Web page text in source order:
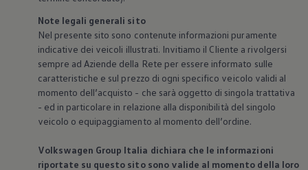
Note legali generali sito
Nel presente sito sono contenute informazioni puramente
indicative dei veicoli illustrati. Invitiamo il Cliente a rivolgersi
sempre ad Aziende della Rete per essere informato sulle
caratteristiche e sul prezzo di ogni specifico veicolo validi al
momento dell’acquisto - che sarà oggetto di singola trattativa
- ed in particolare in relazione alla disponibilità del singolo
veicolo o equipaggiamento al momento dell’ordine.
Volkswagen Group Italia dichiara che le informazioni
riportate su questo sito sono valide al momento della loro